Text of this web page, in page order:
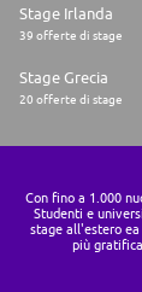
Stage Irlanda
39 offerte di stage
Stage Grecia
20 offerte di stage
Con fino a 1.000
Studenti e
stage all'estero
più